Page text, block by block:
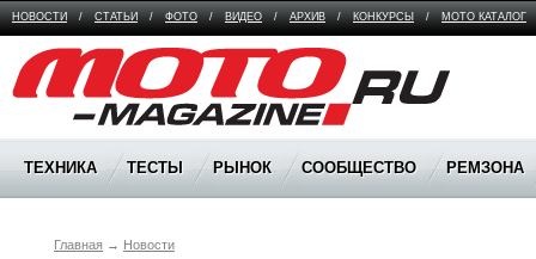
НОВОСТИ / СТАТЬИ / ФОТО / ВИДЕО / АРХИВ / КОНКУРСЫ / МОТО КАТАЛОГ
Moto Magazine
ТЕХНИКА ТЕСТЫ РЫНОК СООБЩЕСТВО РЕМЗОНА
Главная → Новости